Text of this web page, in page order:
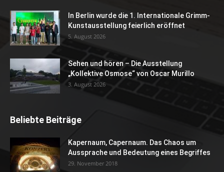
In Berlin wurde die 1. Internationale Grimm-
Kunstausstellung feierlich eröffnet
5. August 2026
Sehen und hören – Die Ausstellung
„Kollektive Osmose“ von Oscar Murillo
3. August 2026
Beliebte Beiträge
Kapernaum, Capernaum. Das Chaos um
Aussprache und Bedeutung eines Begriffes
29. November 2018